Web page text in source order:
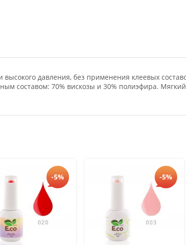
давления, без применения клеевых
составом: 70% вискозы и 30% полиэфира.
-5% -5%